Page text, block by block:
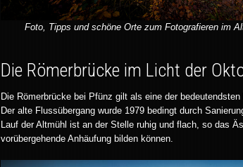
Foto, Tipps und schöne Orte zum Fotografieren im
Die Römerbrücke im Licht der
Die Römerbrücke bei Pfünz gilt als eine der
Der alte Flussübergang wurde 1979 bedingt durch
Lauf der Altmühl ist an der Stelle ruhig und flach, so das
vorübergehende Anhäufung bilden können.